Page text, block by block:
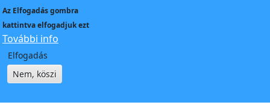
Az Elfogadásgombra
kattintva elfogadjuk ezt
További info
Elfogadás
Nem, köszi